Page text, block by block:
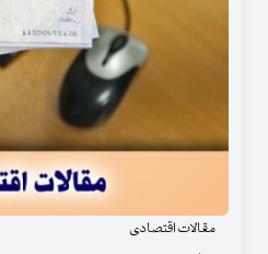
مقالات اقتصادی